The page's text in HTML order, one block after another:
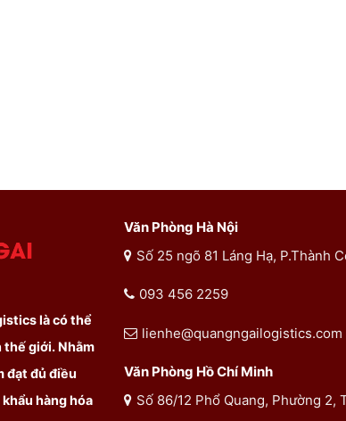
là có thể
giới. Nhằm
đạt đủ điều
hàng hóa
Văn Phòng Hà Nội
Số 25 ngõ 81 Láng Hạ, P.Thành
093 456 2259
lienhe@quangngailogistics.com
Văn Phòng Hồ Chí Minh
Số 86/12 Phổ Quang, Phường 2,